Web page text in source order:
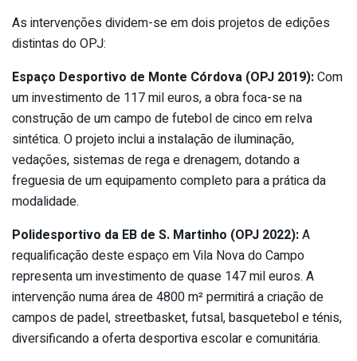
As intervenções dividem-se em dois projetos de edições
distintas do OPJ:
Espaço Desportivo de Monte Córdova (OPJ 2019):Com
um investimento de 117 mil euros, a obra foca-se na
construção de um campo de futebol de cinco em relva
sintética. O projeto inclui a instalação de iluminação,
vedações, sistemas de rega e drenagem, dotando a
freguesia de um equipamento completo para a prática da
modalidade.
Polidesportivo da EB de S. Martinho (OPJ 2022):A
requalificação deste espaço em Vila Nova do Campo
representa um investimento de quase 147 mil euros. A
intervenção numa área de 4800 m² permitirá a criação de
campos de padel, streetbasket, futsal, basquetebol e ténis,
diversificando a oferta desportiva escolar e comunitária.